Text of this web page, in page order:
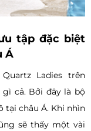
tập đặc biệt
Á
Ladies trên
cả. Bởi đây là bộ
tại châu Á. Khi nhìn
sẽ thấy một vài